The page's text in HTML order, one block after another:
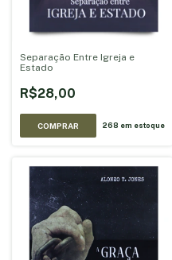
Separação Entre Igreja e
Estado
R$28,00
268 em estoque